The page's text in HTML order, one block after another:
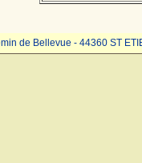
de Bellevue - 44360 ST